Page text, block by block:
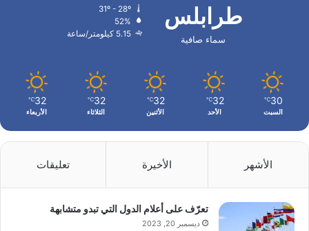
طرابلس
سماء صافية
52%
5.15 كيلومتر/ساعة
30
℃
السبت
32
℃
الأحد
32
℃
الأثنين
32
℃
الثلاثاء
32
℃
الأربعاء
الأشهر الأخيرة تعليقات
تعرّف على أعلام الدول التي تبدو متشابهة
ديسمبر 20, 2023